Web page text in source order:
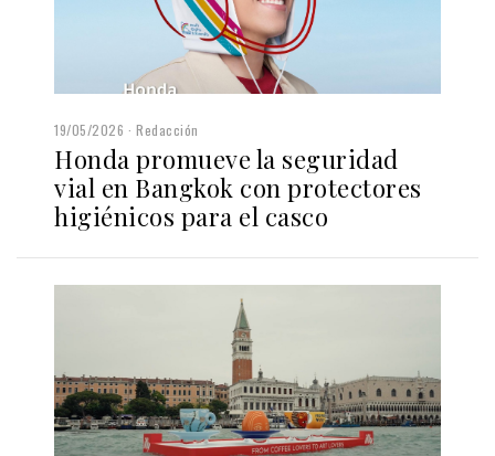
19/05/2026 Redacción
Honda promueve la seguridad
vial en Bangkok con protectores
higiénicos para el casco